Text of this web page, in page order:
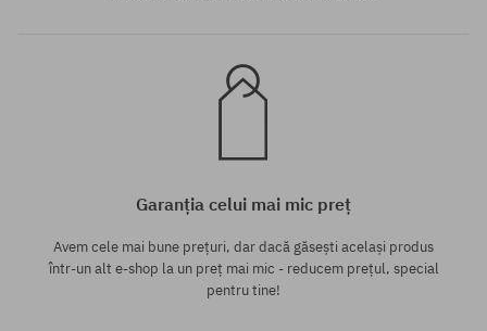
Garanția celui mai mic preț
Avem cele mai bune prețuri, dar dacă găsești același produs
într-un alt e-shop la un preț mai mic - reducem prețul, special
pentru tine!